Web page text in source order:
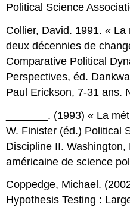
Political Science
Collier, David. 1991. «
deux décennies de
Comparative Political
Perspectives, éd.
Paul Erickson, 7-31 ans.
_______. (1993) « La
W. Finister (éd.) Political
Discipline II. Washington,
américaine de science
Coppedge, Michael.
Hypothesis Testing :